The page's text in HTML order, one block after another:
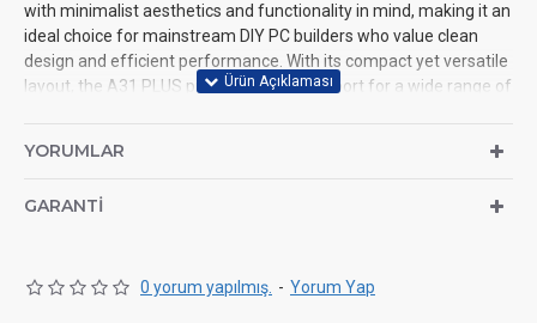
with minimalist aesthetics and functionality in mind, making it an
ideal choice for mainstream DIY PC builders who value clean
design and efficient performance. With its compact yet versatile
layout, the A31 PLUS provides ample support for a wide range of
utilize ASUS's hidden connector design, helping users achieve a
allowing users to maintain optimal thermal performance even in
YORUMLAR
GARANTI
0 yorum yapılmış. - Yorum Yap